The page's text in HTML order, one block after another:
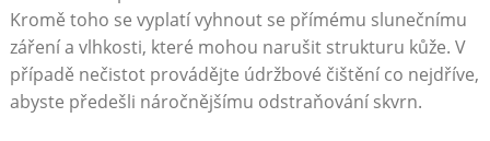
Kromě toho se vyplatí vyhnout se přímému slunečnímu
záření a vlhkosti, které mohou narušit strukturu kůže. V
případě nečistot provádějte údržbové čištění co nejdříve,
abyste předešli náročnějšímu odstraňování skvrn.